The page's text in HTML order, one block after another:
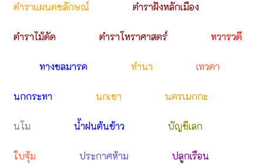
ตำราแผนคชลักษณ์ ตำราฝังหลักเมือง
ตำราไม้ดัด ตำราโหราศาสตร์ ทวารวดี
ทางชลมารค ทำนา เทวดา
นกกระทา นกเขา นครเมกกะ
นโม น้ำฝนต้นข้าว บัญชีเลก
ใบจุ้ม ประกาศห้าม ปลูกเรือน